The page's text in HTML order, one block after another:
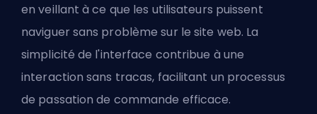
en veillant à ce que les utilisateurs puissent
naviguer sans problème sur le site web. La
simplicité de l'interface contribue à une
interaction sans tracas, facilitant un processus
de passation de commande efficace.